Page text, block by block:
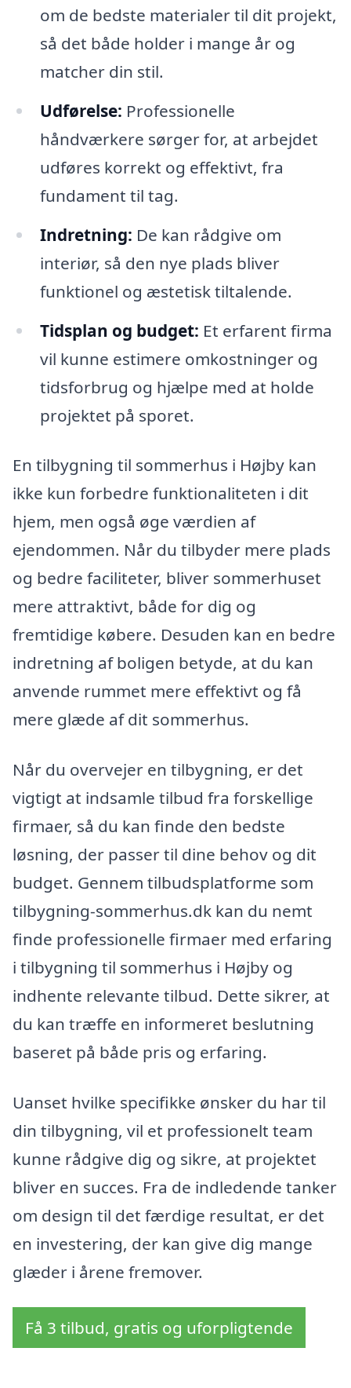
om de bedste materialer til dit projekt,
så det både holder i mange år og
matcher din stil.
Udførelse: Professionelle
håndværkere sørger for, at arbejdet
udføres korrekt og effektivt, fra
fundament til tag.
Indretning: De kan rådgive om
interiør, så den nye plads bliver
funktionel og æstetisk tiltalende.
Tidsplan og budget: Et erfarent firma
vil kunne estimere omkostninger og
tidsforbrug og hjælpe med at holde
projektet på sporet.
En tilbygning til sommerhus i Højby kan
ikke kun forbedre funktionaliteten i dit
hjem, men også øge værdien af
ejendommen. Når du tilbyder mere plads
og bedre faciliteter, bliver sommerhuset
mere attraktivt, både for dig og
fremtidige købere. Desuden kan en bedre
indretning af boligen betyde, at du kan
anvende rummet mere effektivt og få
mere glæde af dit sommerhus.
Når du overvejer en tilbygning, er det
vigtigt at indsamle tilbud fra forskellige
firmaer, så du kan finde den bedste
løsning, der passer til dine behov og dit
budget. Gennem tilbudsplatforme som
tilbygning-sommerhus.dk kan du nemt
finde professionelle firmaer med erfaring
i tilbygning til sommerhus i Højby og
indhente relevante tilbud. Dette sikrer, at
du kan træffe en informeret beslutning
baseret på både pris og erfaring.
Uanset hvilke specifikke ønsker du har til
din tilbygning, vil et professionelt team
kunne rådgive dig og sikre, at projektet
bliver en succes. Fra de indledende tanker
om design til det færdige resultat, er det
en investering, der kan give dig mange
glæder i årene fremover.
Få 3 tilbud, gratis og uforpligtende